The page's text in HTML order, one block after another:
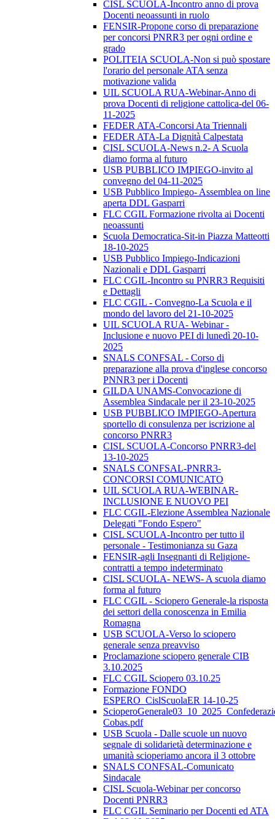
CISL SCUOLA-Incontro anno di prova
Docenti neoassunti in ruolo
FENSIR-Propone corso di preparazione
per concorsi PNRR3 per ogni ordine e
grado
POLITEIA SCUOLA-Non si può spostare
l'orario del personale ATA senza
motivazione valida
UIL SCUOLA RUA-Webinar-Anno di
prova Docenti di religione cattolica-del 06-
11-2025
FEDER ATA-Concorsi Ata Triennali
FEDER ATA-La Dignità Calpestata
CISL SCUOLA-News n.2- A Scuola
diamo forma al futuro
USB PUBBLICO IMPIEGO-invito al
convegno del 04-11-2025
USB Pubblico Impiego- Assemblea on line
aperta DDL Gasparri
FLC CGIL Formazione rivolta ai Docenti
neoassunti
Scuola Democratica-Sit-in Piazza Matteotti
18-10-2025
USB Pubblico Impiego-Indicazioni
Nazionali e DDL Gasparri
FLC CGIL-Incontro su PNRR3 Requisiti
e Dettagli
FLC CGIL - Convegno-La Scuola e il
mondo del lavoro del 21-10-2025
UIL SCUOLA RUA- Webinar -
Inclusione e nuovo PEI di lunedì 20-10-
2025
SNALS CONFSAL - Corso di
preparazione alla prova d'inglese concorso
PNNR3 per i Docenti
GILDA UNAMS-Convocazione di
Assemblea Sindacale per il 23-10-2025
USB PUBBLICO IMPIEGO-Apertura
sportello di consulenza per iscrizione al
concorso PNRR3
CISL SCUOLA-Concorso PNRR3-del
13-10-2025
SNALS CONFSAL-PNRR3-
CONCORSI COMUNICATO
UIL SCUOLA RUA-WEBINAR-
INCLUSIONE E NUOVO PEI
FLC CGIL-Elezione Assemblea Nazionale
Delegati "Fondo Espero"
CISL SCUOLA-Incontro per tutto il
personale - Testimonianza su Gaza
FENSIR-agli Insegnanti di Religione-
contratti a tempo indeterminato
CISL SCUOLA- NEWS- A scuola diamo
forma al futuro
FLC CGIL - Sciopero Generale-la risposta
dei settori della conoscenza in Emilia
Romagna
USB SCUOLA-Verso lo sciopero
generale senza preavviso
Proclamazione sciopero generale CIB
3.10.2025
FLC CGIL Sciopero 03.10.25
Formazione FONDO
ESPERO_CislScuolaER 14-10-25
Cobas.pdf
USB Scuola - Dalle scuole un nuovo
segnale di solidarietà determinazione e
umanità scioperiamo ancora il 3 ottobre
SNALS CONFSAL-Comunicato
Sindacale
CISL Scuola-Webinar per concorso
Docenti PNRR3
FLC CGIL Seminario per Docenti ed ATA